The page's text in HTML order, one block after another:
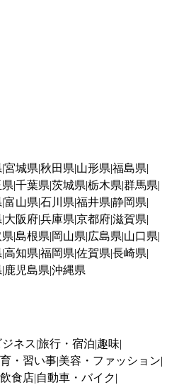
宮城県 秋田県 山形県 福島県
千葉県 茨城県 栃木県 群馬県
富山県 石川県 福井県 静岡県
大阪府兵庫県 京都府滋賀県
島根県 岡山県 広島県 山口県
高知県 福岡県 佐賀県 長崎県
鹿児島県 沖縄県
ジネス 旅行・宿泊 趣味
・習い事 美容・ファッション
飲食店 自動車・バイク